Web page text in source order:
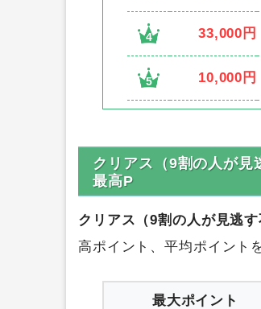
4 33,000円
5 10,000円
クリアス（9割の人が見
最高P
クリアス（9割の人が見逃
高ポイント、平均ポイント
最大ポイント